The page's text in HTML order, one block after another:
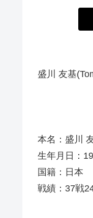
盛川 友基
本名：盛川
生年月日：
国籍：日本
戦績：37戦